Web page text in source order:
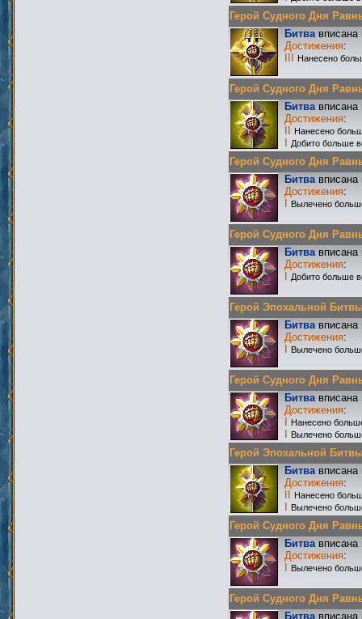
Герой Судного Дня
Битвавписана
Достижения:
Нанесено
Герой Судного Дня
Битвавписана
Достижения:
Нанесено
Добито больше
Герой Судного Дня
Битвавписана
Достижения:
Вылечено
Герой Судного Дня
Битвавписана
Достижения:
Добито больше
Герой Эпохальной
Битвавписана
Достижения:
Вылечено
Герой Судного Дня
Битвавписана
Достижения:
Нанесено
Вылечено
Герой Эпохальной
Битвавписана
Достижения:
Нанесено
Вылечено
Герой Судного Дня
Битвавписана
Достижения:
Вылечено
Герой Судного Дня
Битвавписана